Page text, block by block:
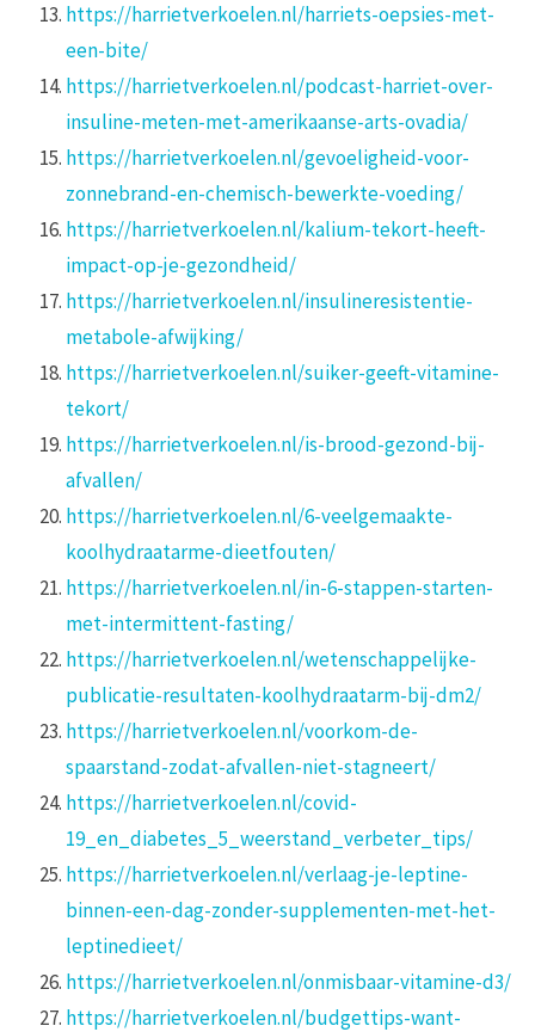
https://harrietverkoelen.nl/harriets-oepsies-met-
een-bite/
https://harrietverkoelen.nl/podcast-harriet-over-
insuline-meten-met-amerikaanse-arts-ovadia/
https://harrietverkoelen.nl/gevoeligheid-voor-
zonnebrand-en-chemisch-bewerkte-voeding/
https://harrietverkoelen.nl/kalium-tekort-heeft-
impact-op-je-gezondheid/
https://harrietverkoelen.nl/insulineresistentie-
metabole-afwijking/
https://harrietverkoelen.nl/suiker-geeft-vitamine-
tekort/
https://harrietverkoelen.nl/is-brood-gezond-bij-
afvallen/
https://harrietverkoelen.nl/6-veelgemaakte-
koolhydraatarme-dieetfouten/
https://harrietverkoelen.nl/in-6-stappen-starten-
met-intermittent-fasting/
https://harrietverkoelen.nl/wetenschappelijke-
publicatie-resultaten-koolhydraatarm-bij-dm2/
https://harrietverkoelen.nl/voorkom-de-
spaarstand-zodat-afvallen-niet-stagneert/
https://harrietverkoelen.nl/covid-
19_en_diabetes_5_weerstand_verbeter_tips/
https://harrietverkoelen.nl/verlaag-je-leptine-
binnen-een-dag-zonder-supplementen-met-het-
leptinedieet/
https://harrietverkoelen.nl/onmisbaar-vitamine-d3/
https://harrietverkoelen.nl/budgettips-want-